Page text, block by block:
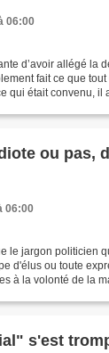
06:00
d’avoir allégé la
fait ce que tout
qui était convenu, il
ou pas,
06:00
le jargon politicien
d'élus ou toute
à la volonté de la
s'est